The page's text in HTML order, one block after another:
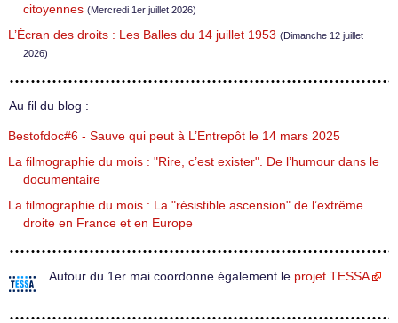
citoyennes (Mercredi 1er juillet 2026)
L’Écran des droits : Les Balles du 14 juillet 1953 (Dimanche 12 juillet
2026)
Au fil du blog :
Bestofdoc#6 - Sauve qui peut à L’Entrepôt le 14 mars 2025
La filmographie du mois : "Rire, c’est exister". De l’humour dans le
documentaire
La filmographie du mois : La "résistible ascension" de l’extrême
droite en France et en Europe
Autour du 1er mai coordonne également le projet TESSA